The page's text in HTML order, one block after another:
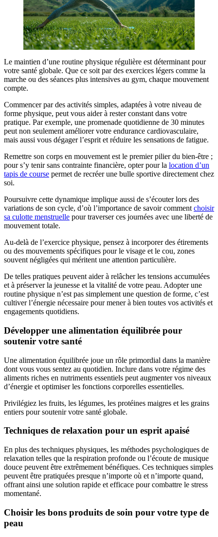
Le maintien d’une routine physique régulière est déterminant pour
votre santé globale. Que ce soit par des exercices légers comme la
marche ou des séances plus intensives au gym, chaque mouvement
compte.
Commencer par des activités simples, adaptées à votre niveau de
forme physique, peut vous aider à rester constant dans votre
pratique. Par exemple, une promenade quotidienne de 30 minutes
peut non seulement améliorer votre endurance cardiovasculaire,
mais aussi vous dégager l’esprit et réduire les sensations de fatigue.
Remettre son corps en mouvement est le premier pilier du bien-être ;
pour s’y tenir sans contrainte financière, opter pour la location d’un
tapis de course permet de recréer une bulle sportive directement chez
soi.
Poursuivre cette dynamique implique aussi de s’écouter lors des
variations de son cycle, d’où l’importance de savoir comment choisir
sa culotte menstruelle pour traverser ces journées avec une liberté de
mouvement totale.
Au-delà de l’exercice physique, pensez à incorporer des étirements
ou des mouvements spécifiques pour le visage et le cou, zones
souvent négligées qui méritent une attention particulière.
De telles pratiques peuvent aider à relâcher les tensions accumulées
et à préserver la jeunesse et la vitalité de votre peau. Adopter une
routine physique n’est pas simplement une question de forme, c’est
cultiver l’énergie nécessaire pour mener à bien toutes vos activités et
engagements quotidiens.
Développer une alimentation équilibrée pour
soutenir votre santé
Une alimentation équilibrée joue un rôle primordial dans la manière
dont vous vous sentez au quotidien. Inclure dans votre régime des
aliments riches en nutriments essentiels peut augmenter vos niveaux
d’énergie et optimiser les fonctions corporelles essentielles.
Privilégiez les fruits, les légumes, les protéines maigres et les grains
entiers pour soutenir votre santé globale.
Techniques de relaxation pour un esprit apaisé
En plus des techniques physiques, les méthodes psychologiques de
relaxation telles que la respiration profonde ou l’écoute de musique
douce peuvent être extrêmement bénéfiques. Ces techniques simples
peuvent être pratiquées presque n’importe où et n’importe quand,
offrant ainsi une solution rapide et efficace pour combattre le stress
momentané.
Choisir les bons produits de soin pour votre type de
peau